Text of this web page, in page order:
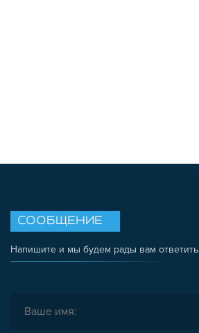
СООБЩЕНИЕ
Напишите и мы будем рады вам ответить